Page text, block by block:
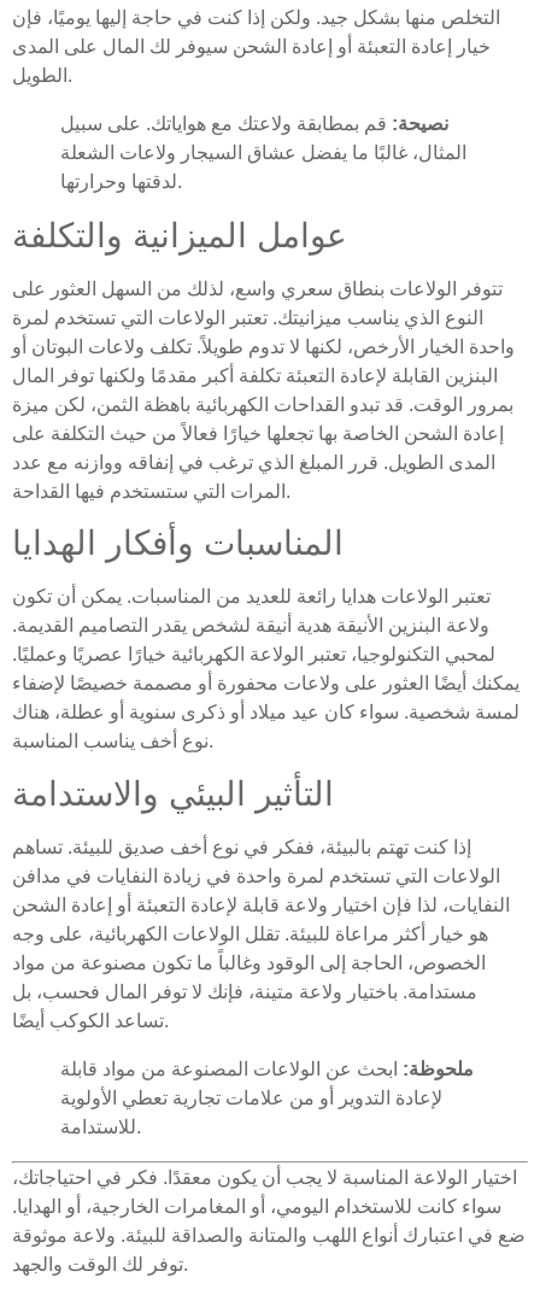
التخلص منها بشكل جيد. ولكن إذا كنت في حاجة إليها يوميًا، فإن
خيار إعادة التعبئة أو إعادة الشحن سيوفر لك المال على المدى
الطويل.
نصيحة: قم بمطابقة ولاعتك مع هواياتك. على سبيل
المثال، غالبًا ما يفضل عشاق السيجار ولاعات الشعلة
لدقتها وحرارتها.
عوامل الميزانية والتكلفة
تتوفر الولاعات بنطاق سعري واسع، لذلك من السهل العثور على
النوع الذي يناسب ميزانيتك. تعتبر الولاعات التي تستخدم لمرة
واحدة الخيار الأرخص، لكنها لا تدوم طويلاً. تكلف ولاعات البوتان أو
البنزين القابلة لإعادة التعبئة تكلفة أكبر مقدمًا ولكنها توفر المال
بمرور الوقت. قد تبدو القداحات الكهربائية باهظة الثمن، لكن ميزة
إعادة الشحن الخاصة بها تجعلها خيارًا فعالاً من حيث التكلفة على
المدى الطويل. قرر المبلغ الذي ترغب في إنفاقه ووازنه مع عدد
المرات التي ستستخدم فيها القداحة.
المناسبات وأفكار الهدايا
تعتبر الولاعات هدايا رائعة للعديد من المناسبات. يمكن أن تكون
ولاعة البنزين الأنيقة هدية أنيقة لشخص يقدر التصاميم القديمة.
لمحبي التكنولوجيا، تعتبر الولاعة الكهربائية خيارًا عصريًا وعمليًا.
يمكنك أيضًا العثور على ولاعات محفورة أو مصممة خصيصًا لإضفاء
لمسة شخصية. سواء كان عيد ميلاد أو ذكرى سنوية أو عطلة، هناك
نوع أخف يناسب المناسبة.
التأثير البيئي والاستدامة
إذا كنت تهتم بالبيئة، ففكر في نوع أخف صديق للبيئة. تساهم
الولاعات التي تستخدم لمرة واحدة في زيادة النفايات في مدافن
النفايات، لذا فإن اختيار ولاعة قابلة لإعادة التعبئة أو إعادة الشحن
هو خيار أكثر مراعاة للبيئة. تقلل الولاعات الكهربائية، على وجه
الخصوص، الحاجة إلى الوقود وغالباً ما تكون مصنوعة من مواد
مستدامة. باختيار ولاعة متينة، فإنك لا توفر المال فحسب، بل
تساعد الكوكب أيضًا.
ملحوظة: ابحث عن الولاعات المصنوعة من مواد قابلة
لإعادة التدوير أو من علامات تجارية تعطي الأولوية
للاستدامة.
اختيار الولاعة المناسبة لا يجب أن يكون معقدًا. فكر في احتياجاتك،
سواء كانت للاستخدام اليومي، أو المغامرات الخارجية، أو الهدايا.
ضع في اعتبارك أنواع اللهب والمتانة والصداقة للبيئة. ولاعة موثوقة
توفر لك الوقت والجهد.